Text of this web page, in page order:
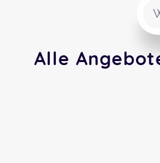
Alle